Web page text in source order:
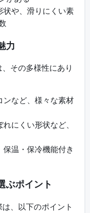
状や、滑りにくい素
力
その多様性にあり
ンなど、様々な素材
にくい形状など、
温・保冷機能付き
ぶポイント
、以下のポイント